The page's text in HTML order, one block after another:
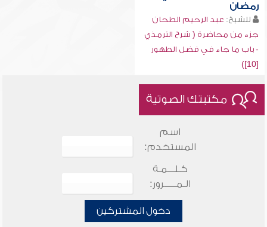
رمضان
للشيخ: عبد الرحيم الطحان
جزء من محاضرة ( شرح الترمذي
- باب ما جاء في فضل الطهور
[10])
مكتبتك الصوتية
اسم
المستخدم:
كـلـــمـة
الـمـــــرور:
دخول المشتركين